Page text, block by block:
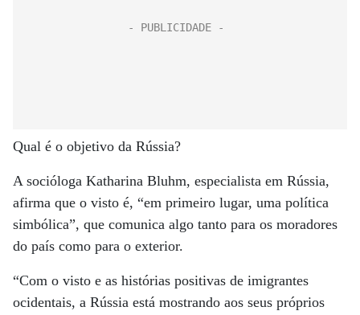
Qual é o objetivo da Rússia?
A socióloga Katharina Bluhm, especialista em Rússia,
afirma que o visto é, “em primeiro lugar, uma política
simbólica”, que comunica algo tanto para os moradores
do país como para o exterior.
“Com o visto e as histórias positivas de imigrantes
ocidentais, a Rússia está mostrando aos seus próprios